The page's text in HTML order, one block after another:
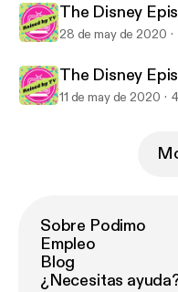
The Disney
28 de may de 2020
The Disney
11 de may de 2020
Sobre Podimo
Empleo
Blog
¿Necesitas